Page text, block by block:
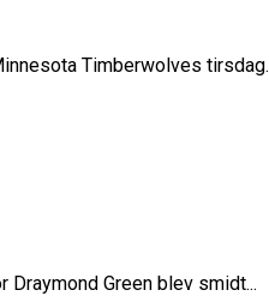
Timberwolves tirsdag.
Green blev smidt...